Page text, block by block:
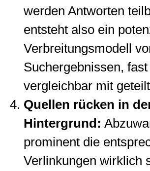
werden Antworten
entsteht also ein
Verbreitungsmodell
Suchergebnissen,
vergleichbar mit
Quellen rücken in
Hintergrund:
prominent die
Verlinkungen wirklich